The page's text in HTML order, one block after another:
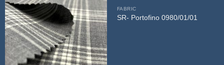
FABRIC
SR- Portofino 0980/01/01